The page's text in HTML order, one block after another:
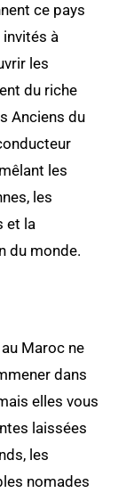
ce pays
à
les
du riche
Anciens du
les
les
et la
du monde.
Maroc ne
dans
elles vous
laissées
les
nomades